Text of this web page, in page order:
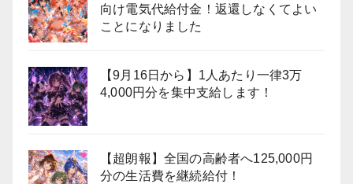
向け電気代給付金！返還しなくてよい
ことになりました
【9月16日から】1人あたり一律3万
4,000円分を集中支給します！
【超朗報】全国の高齢者へ125,000円
分の生活費を継続給付！